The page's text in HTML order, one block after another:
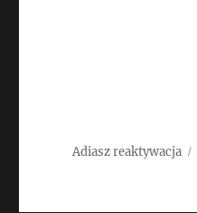
Adiasz reaktywacja